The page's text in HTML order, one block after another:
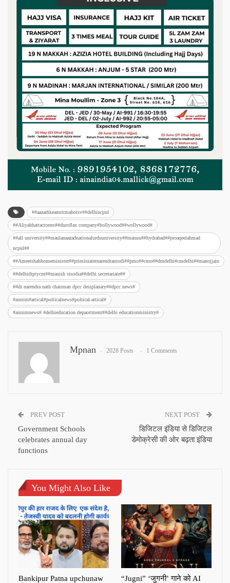
##aazadikeamritmahotsv##delhincpul
##Aliyabhattactorers##duroflax company#hollywood##wollywood#
##all university##maulanaazadnationalurduuniversity##manuu##hydrabad##proaqeelahmad
ncpul##
##Ameetshahhomeminister##priminiaternarendramodi##pmo##cmo##dmdelhi#cmdelhi##manojjain
##delhidiptycm##manish sisodia##delhi secretariate##
##dr narendra nath chairman dpcc desiplanary##dpcc news#
#aimim#artical#polticalnews#poltical-artical#
#aimimnews# #delhieducation depaortment##delhi educationministry#
Mpnan 2028 Posts 1 Comments
PREV POST
Government Schools
celebrates annual day
functions
NEXT POST
डिजिटल इंडिया से डिजिटल
डेमोक्रेसी की ओर बढ़ता इंडिया
You Might Also Like
Bankipur Patna upchunaw
“Jugni” ‘जुगनी’ गाने को AI